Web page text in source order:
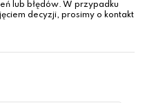
lub błędów. W przypadku
decyzji, prosimy o kontakt